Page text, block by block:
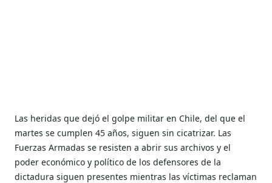
Las heridas que dejó el golpe militar en Chile, del que el
martes se cumplen 45 años, siguen sin cicatrizar. Las
Fuerzas Armadas se resisten a abrir sus archivos y el
poder económico y político de los defensores de la
dictadura siguen presentes mientras las víctimas reclaman